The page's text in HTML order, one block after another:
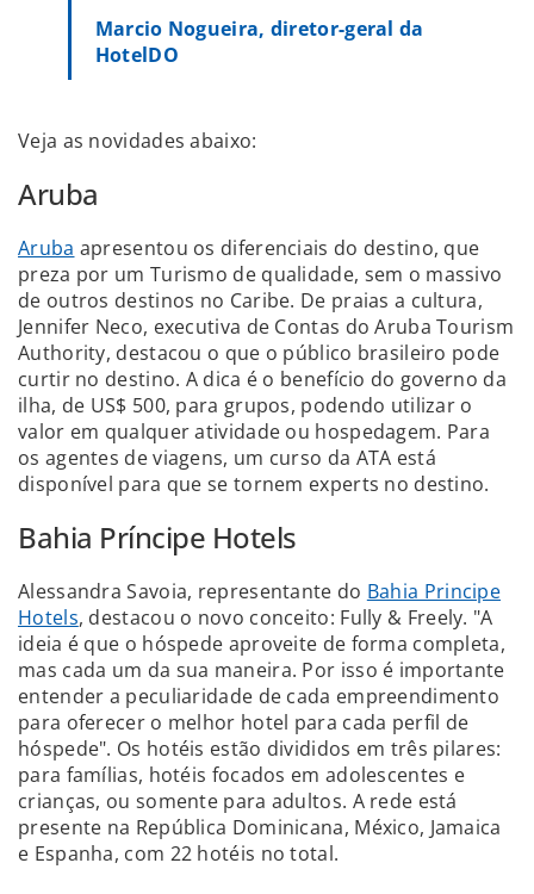
Marcio Nogueira, diretor-geral da
HotelDO
Veja as novidades abaixo:
Aruba
Aruba apresentou os diferenciais do destino, que
preza por um Turismo de qualidade, sem o massivo
de outros destinos no Caribe. De praias a cultura,
Jennifer Neco, executiva de Contas do Aruba Tourism
Authority, destacou o que o público brasileiro pode
curtir no destino. A dica é o benefício do governo da
ilha, de US$ 500, para grupos, podendo utilizar o
valor em qualquer atividade ou hospedagem. Para
os agentes de viagens, um curso da ATA está
disponível para que se tornem experts no destino.
Bahia Príncipe Hotels
Alessandra Savoia, representante do Bahia Principe
Hotels, destacou o novo conceito: Fully & Freely. "A
ideia é que o hóspede aproveite de forma completa,
mas cada um da sua maneira. Por isso é importante
entender a peculiaridade de cada empreendimento
para oferecer o melhor hotel para cada perfil de
hóspede". Os hotéis estão divididos em três pilares:
para famílias, hotéis focados em adolescentes e
crianças, ou somente para adultos. A rede está
presente na República Dominicana, México, Jamaica
e Espanha, com 22 hotéis no total.